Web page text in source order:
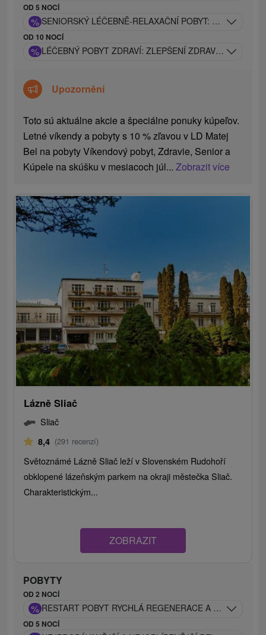
OD 5 NOCÍ
% SENIORSKÝ LÉČEBNĚ-RELAXAČNÍ POBYT: ZLATÉ DNY
OD 10 NOCÍ
% LÉČEBNÝ POBYT ZDRAVÍ: ZLEPŠENÍ ZDRAVOTNÍHO
Upozornění
Toto sú aktuálne akcie a špeciálne ponuky kúpeľov.
Letné víkendy a pobyty s 10 % zľavou v LD Matej
Bel na pobyty Víkendový pobyt, Zdravie, Senior a
Kúpele na skúšku v mesiacoch júl...Zobrazit více
Lázně Sliač
Sliač
8,4 (291 recenzí)
Světoznámé Lázně Sliač leží v Slovenském Rudohoří
obklopené lázeňským parkem na okraji městečka Sliač.
Charakteristickým...
ZOBRAZIT
POBYTY
OD 2 NOCÍ
% RESTART POBYT RYCHLÁ REGENERACE A PREVENCE
OD 5 NOCÍ